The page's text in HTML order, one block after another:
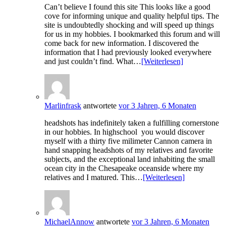
Can’t believe I found this site This looks like a good
cove for informing unique and quality helpful tips. The
site is undoubtedly shocking and will speed up things
for us in my hobbies. I bookmarked this forum and will
come back for new information. I discovered the
information that I had previously looked everywhere
and just couldn’t find. What…[Weiterlesen]
Marlinfrask antwortete vor 3 Jahren, 6 Monaten
headshots has indefinitely taken a fulfilling cornerstone
in our hobbies. In highschool you would discover
myself with a thirty five milimeter Cannon camera in
hand snapping headshots of my relatives and favorite
subjects, and the exceptional land inhabiting the small
ocean city in the Chesapeake oceanside where my
relatives and I matured. This…[Weiterlesen]
MichaelAnnow antwortete vor 3 Jahren, 6 Monaten